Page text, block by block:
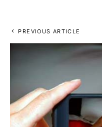
PREVIOUS ARTICLE